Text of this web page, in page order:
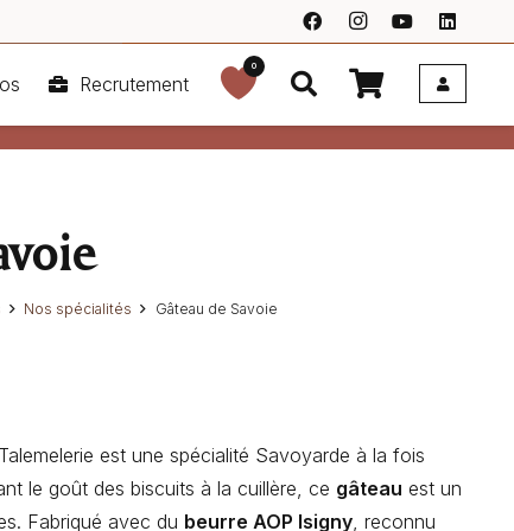
Recrutement
0
Nos spécialités Gâteau de Savoie
est une spécialité Savoyarde à la fois
le goût des biscuits à la cuillère, ce gâteau est un
Fabriqué avec du beurre AOP Isigny , reconnu